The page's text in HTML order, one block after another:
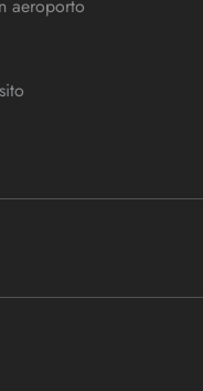
aeroporto